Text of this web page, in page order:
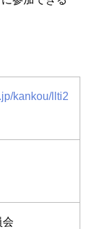
kankou/llti2
会